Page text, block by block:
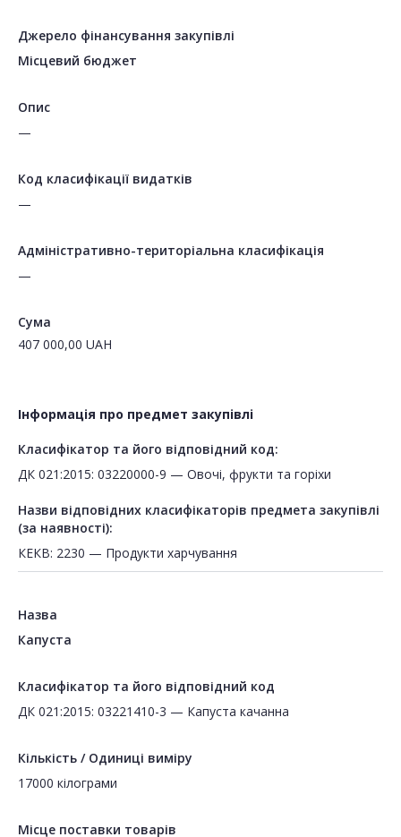
Джерело фінансування закупівлі
Місцевий бюджет
Опис
—
Код класифікації видатків
—
Адміністративно-територіальна класифікація
—
Сума
407 000,00 UAH
Інформація про предмет закупівлі
Класифікатор та його відповідний код:
ДК 021:2015: 03220000-9 — Овочі, фрукти та горіхи
Назви відповідних класифікаторів предмета закупівлі
(за наявності):
КЕКВ: 2230 — Продукти харчування
Назва
Капуста
Класифікатор та його відповідний код
ДК 021:2015: 03221410-3 — Капуста качанна
Кількість / Одиниці виміру
17000 кілограми
Місце поставки товарів